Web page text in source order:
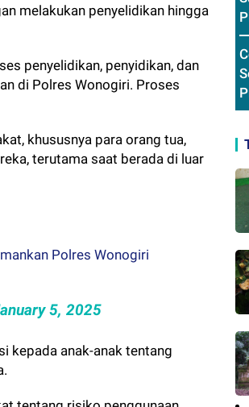
melakukan penyelidikan hingga
penyelidikan, penyidikan, dan
di Polres Wonogiri. Proses
khususnya para orang tua,
terutama saat berada di luar
Polres Wonogiri
5, 2025
kepada anak-anak tentang